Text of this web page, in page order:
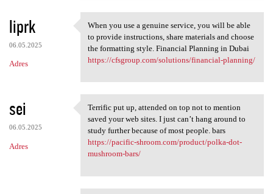
liprk
06.05.2025
Adres
When you use a genuine
When you use a genuine service, you will be able
to provide instructions, share materials and choose
the formatting style. Financial Planning in Dubai
https://cfsgroup.com/solutions/financial-planning/
sei
06.05.2025
Adres
Terrific put up, attended on
Terrific put up, attended on top not to mention
saved your web sites. I just can’t hang around to
study further because of most people. bars
https://pacific-shroom.com/product/polka-dot-
mushroom-bars/